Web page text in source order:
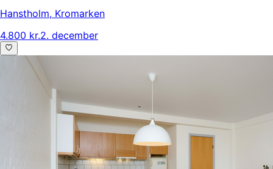
Hanstholm, Kromarken
4.800 kr.2. december